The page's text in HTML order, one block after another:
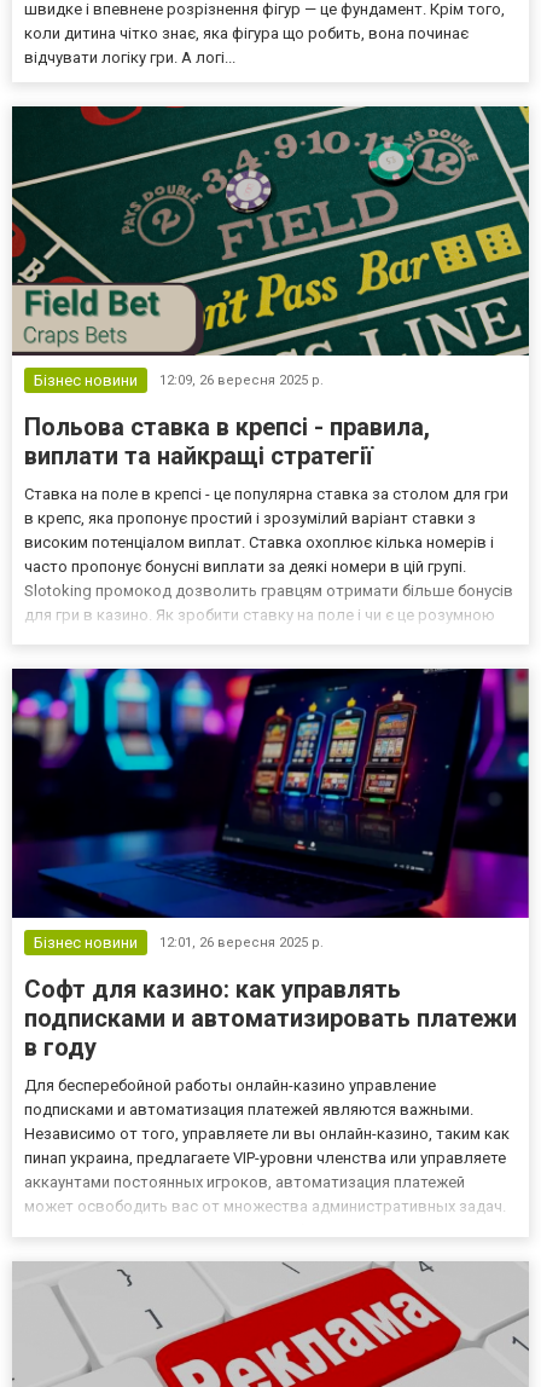
швидке і впевнене розрізнення фігур — це фундамент. Крім того,
коли дитина чітко знає, яка фігура що робить, вона починає
відчувати логіку гри. А логі...
Бізнес новини 12:09, 26 вересня 2025 р.
Польова ставка в крепсі - правила,
виплати та найкращі стратегії
Ставка на поле в крепсі - це популярна ставка за столом для гри
в крепс, яка пропонує простий і зрозумілий варіант ставки з
високим потенціалом виплат. Ставка охоплює кілька номерів і
часто пропонує бонусні виплати за деякі номери в цій групі.
Slotoking промокод дозволить гравцям отримати більше бонусів
для гри в казино. Як зробити ставку на поле і чи є це розумною
Бізнес новини 12:01, 26 вересня 2025 р.
Софт для казино: как управлять
подписками и автоматизировать платежи
в году
Для бесперебойной работы онлайн-казино управление
подписками и автоматизация платежей являются важными.
Независимо от того, управляете ли вы онлайн-казино, таким как
пинап украина, предлагаете VIP-уровни членства или управляете
аккаунтами постоянных игроков, автоматизация платежей
может освободить вас от множества административных задач.